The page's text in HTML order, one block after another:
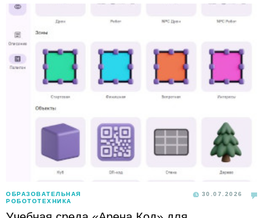
ОБРАЗОВАТЕЛЬНАЯ
РОБОТОТЕХНИКА
30.07.2026